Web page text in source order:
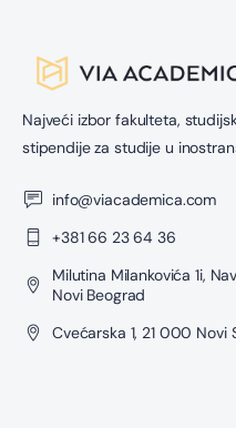
Najveći izbor fakulteta,
stipendije za studije u
info@viacademica.com
+381 66 23 64 36
Milutina Milankovića 1i,
Novi Beograd
Cvećarska 1, 21 000 Novi